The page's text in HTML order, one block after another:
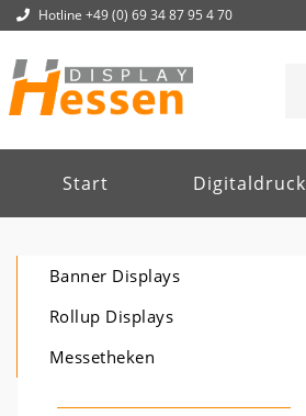
Hotline +49 (0) 69 34 87 95 4 70
Start Digitaldruck
Banner Displays
Rollup Displays
Messetheken